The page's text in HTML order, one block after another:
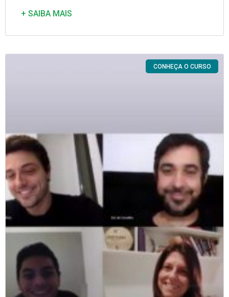
+ SAIBA MAIS
CONHEÇA O CURSO